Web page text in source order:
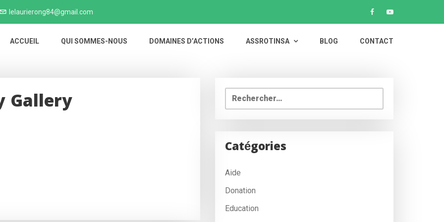
lelaurierong84@gmail.com
ACCUEIL QUI SOMMES-NOUS DOMAINES D’ACTIONS ASSROTINSA BLOG CONTACT
Gallery Rechercher :
Catégories
Aide
Donation
Education